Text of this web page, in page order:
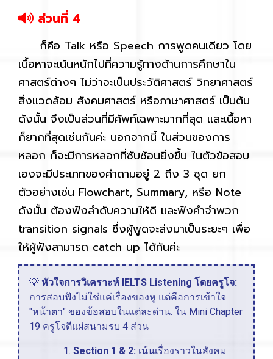
ส่วนที่ 4
ก็คือ Talk หรือ Speech การพูดคนเดียว โดย
เนื้อหาจะเน้นหนักไปที่ความรู้ทางด้านการศึกษาใน
ศาสตร์ต่างๆ ไม่ว่าจะเป็นประวัติศาสตร์ วิทยาศาสตร์
สิ่งแวดล้อม สังคมศาสตร์ หรือภาษาศาสตร์ เป็นต้น
ดังนั้น จึงเป็นส่วนที่มีศัพท์เฉพาะมากที่สุด และเนื้อหา
ก็ยากที่สุดเช่นกันค่ะ นอกจากนี้ ในส่วนของการ
หลอก ก็จะมีการหลอกที่ซับซ้อนยิ่งขึ้น ในตัวข้อสอบ
เองจะมีประเภทของคำถามอยู่ 2 ถึง 3 ชุด ยก
ตัวอย่างเช่น Flowchart, Summary, หรือ Note
ดังนั้น ต้องฟังลำดับความให้ดี และฟังคำจำพวก
transition signals ซึ่งผู้พูดจะส่งมาเป็นระยะๆ เพื่อ
ให้ผู้ฟังสามารถ catch up ได้ทันค่ะ
💡 หัวใจการวิเคราะห์ IELTS Listening โดยครูโจ:
การสอบฟังไม่ใช่แค่เรื่องของหู แต่คือการเข้าใจ
"หน้าตา" ของข้อสอบในแต่ละด่าน. ใน Mini Chapter
19 ครูโจตีแผ่สนามรบ 4 ส่วน
Section 1 & 2: เน้นเรื่องราวในสังคม